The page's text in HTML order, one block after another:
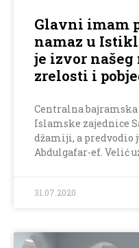
Glavni imam
namaz u
je izvor
zrelosti i
Centralna
Islamske zajednice
džamiji, a predvodio
Abdulgafar-ef. Velić
31.07.2020